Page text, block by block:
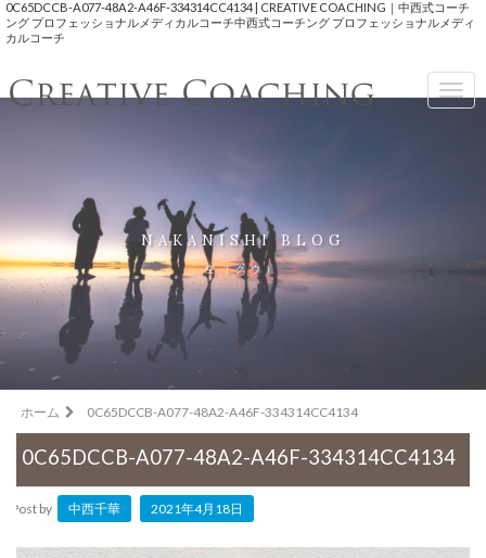
0C65DCCB-A077-48A2-A46F-334314CC4134 | CREATIVE COACHING｜中西式コーチ
ング プロフェッショナルメディカルコーチ中西式コーチング プロフェッショナルメディ
カルコーチ
NAKANISHI BLOG
空（クウ）
ホーム 0C65DCCB-A077-48A2-A46F-334314CC4134
0C65DCCB-A077-48A2-A46F-334314CC4134
Post by 中西千華 2021年4月18日